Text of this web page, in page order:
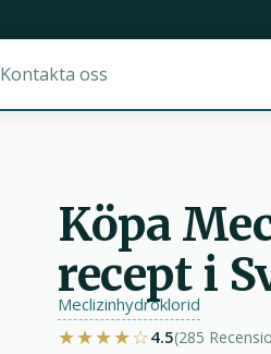
Kontakta oss
Köpa
recept i
Meclizinhydroklorid
★★★★☆4.5(285